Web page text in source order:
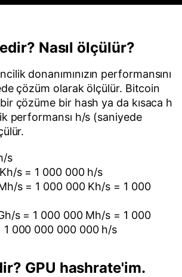
Nasıl ölçülür?
donanımınızın performansını
çözüm olarak ölçülür. Bitcoin
çözüme bir hash ya da kısaca h
performansı h/s (saniyede
s
s = 1 000 000 h/s
s = 1 000 000 Kh/s = 1 000
s = 1 000 000 Mh/s = 1 000
1 000 000 000 000 h/s
GPU hashrate'im.